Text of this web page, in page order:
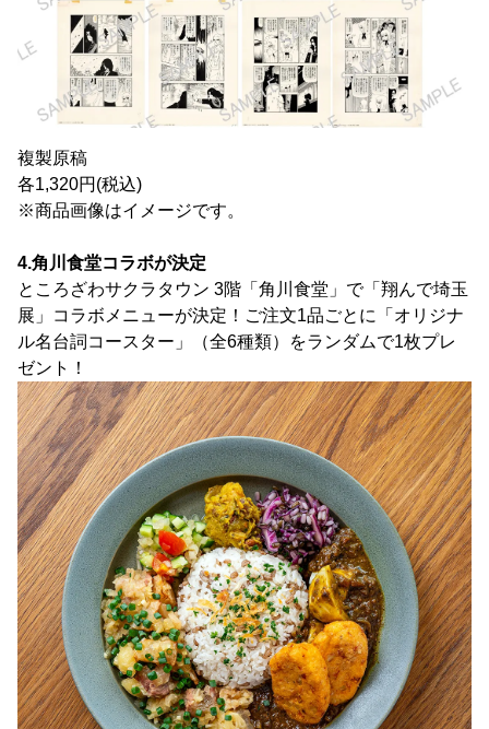
複製原稿
各1,320円(税込)
※商品画像はイメージです。
4.角川食堂コラボが決定
ところざわサクラタウン 3階「角川食堂」で「翔んで埼玉
展」コラボメニューが決定！ご注文1品ごとに「オリジナ
ル名台詞コースター」（全6種類）をランダムで1枚プレ
ゼント！